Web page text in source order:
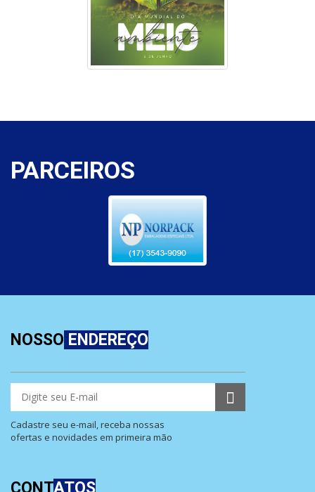
PARCEIROS
NOSSO ENDEREÇO
Cadastre seu e-mail, receba nossas
ofertas e novidades em primeira mão
CONTATOS